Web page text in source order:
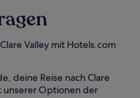
Valley mit Hotels.com
deine Reise nach Clare
unserer Optionen der